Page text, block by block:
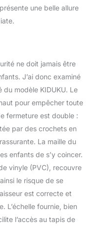
une belle allure
ne doit jamais être
J’ai donc examiné
modèle KIDUKU. Le
pour empêcher toute
fermeture est double :
par des crochets en
La maille du
enfants de s’y coincer.
vinyle (PVC), recouvre
le risque de se
est correcte et
L’échelle fournie, bien
l’accès au tapis de